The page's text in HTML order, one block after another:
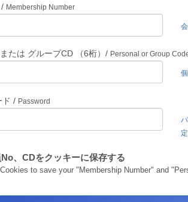
Membership Number
たは グループCD （6桁）/ Personal or Group
ド / Password
、CDをクッキーに保存する
to save your "Membership Number" and